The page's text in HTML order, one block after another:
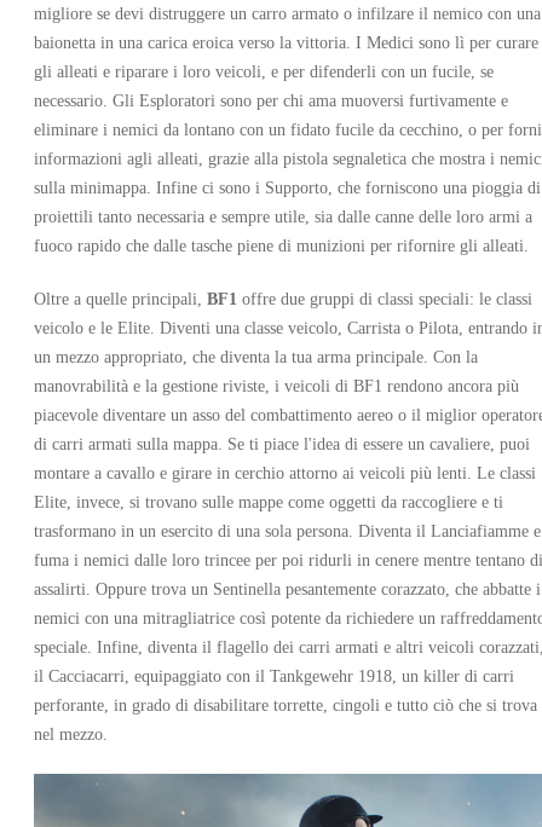
migliore se devi distruggere un carro armato o infilzare il nemico con una
baionetta in una carica eroica verso la vittoria. I Medici sono lì per curare
gli alleati e riparare i loro veicoli, e per difenderli con un fucile, se
necessario. Gli Esploratori sono per chi ama muoversi furtivamente e
eliminare i nemici da lontano con un fidato fucile da cecchino, o per
informazioni agli alleati, grazie alla pistola segnaletica che mostra i
sulla minimappa. Infine ci sono i Supporto, che forniscono una pioggia di
proiettili tanto necessaria e sempre utile, sia dalle canne delle loro armi a
fuoco rapido che dalle tasche piene di munizioni per rifornire gli alleati.
Oltre a quelle principali, BF1 offre due gruppi di classi speciali: le classi
veicolo e le Elite. Diventi una classe veicolo, Carrista o Pilota, entrando
un mezzo appropriato, che diventa la tua arma principale. Con la
manovrabilità e la gestione riviste, i veicoli di BF1 rendono ancora più
piacevole diventare un asso del combattimento aereo o il miglior
di carri armati sulla mappa. Se ti piace l'idea di essere un cavaliere, puoi
montare a cavallo e girare in cerchio attorno ai veicoli più lenti. Le classi
Elite, invece, si trovano sulle mappe come oggetti da raccogliere e ti
trasformano in un esercito di una sola persona. Diventa il Lanciafiamme e
fuma i nemici dalle loro trincee per poi ridurli in cenere mentre tentano di
assalirti. Oppure trova un Sentinella pesantemente corazzato, che abbatte i
nemici con una mitragliatrice così potente da richiedere un
speciale. Infine, diventa il flagello dei carri armati e altri veicoli
il Cacciacarri, equipaggiato con il Tankgewehr 1918, un killer di carri
perforante, in grado di disabilitare torrette, cingoli e tutto ciò che si trova
nel mezzo.